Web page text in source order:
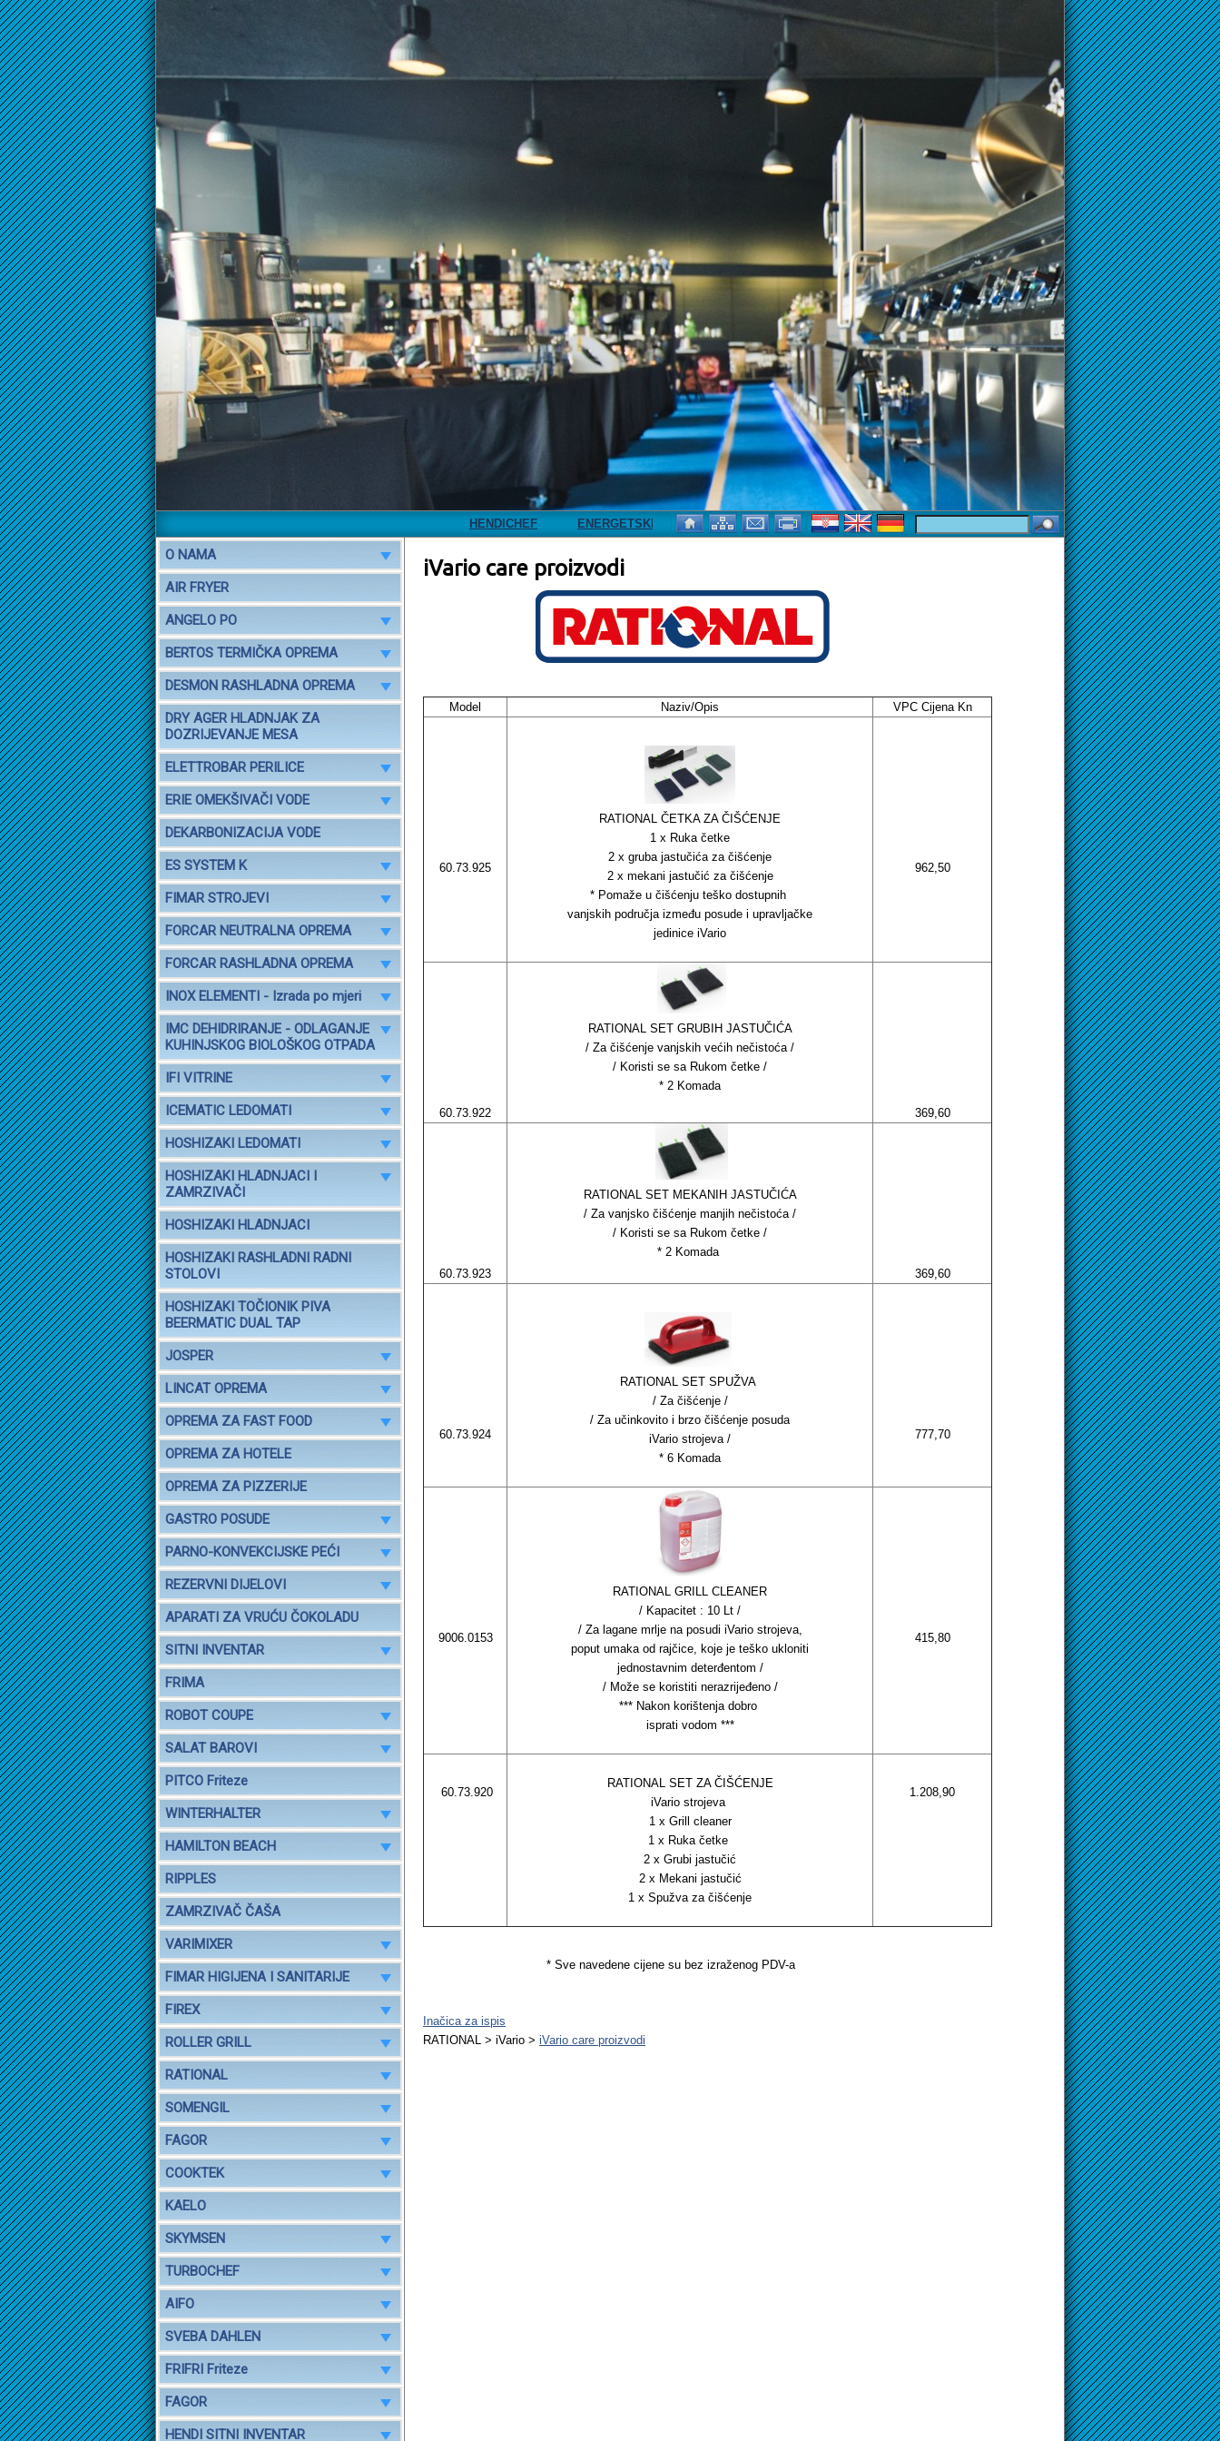
HENDICHEF ENERGETSKI RAZRED A NOVA ADRESA
O NAMA
AIR FRYER
ANGELO PO
BERTOS TERMIČKA OPREMA
DESMON RASHLADNA OPREMA
DRY AGER HLADNJAK ZA
DOZRIJEVANJE MESA
ELETTROBAR PERILICE
ERIE OMEKŠIVAČI VODE
DEKARBONIZACIJA VODE
ES SYSTEM K
FIMAR STROJEVI
FORCAR NEUTRALNA OPREMA
FORCAR RASHLADNA OPREMA
INOX ELEMENTI - Izrada po mjeri
IMC DEHIDRIRANJE - ODLAGANJE
KUHINJSKOG BIOLOŠKOG OTPADA
IFI VITRINE
ICEMATIC LEDOMATI
HOSHIZAKI LEDOMATI
HOSHIZAKI HLADNJACI I
ZAMRZIVAČI
HOSHIZAKI HLADNJACI
HOSHIZAKI RASHLADNI RADNI
STOLOVI
HOSHIZAKI TOČIONIK PIVA
BEERMATIC DUAL TAP
JOSPER
LINCAT OPREMA
OPREMA ZA FAST FOOD
OPREMA ZA HOTELE
OPREMA ZA PIZZERIJE
GASTRO POSUDE
PARNO-KONVEKCIJSKE PEĆI
REZERVNI DIJELOVI
APARATI ZA VRUĆU ČOKOLADU
SITNI INVENTAR
FRIMA
ROBOT COUPE
SALAT BAROVI
PITCO Friteze
WINTERHALTER
HAMILTON BEACH
RIPPLES
ZAMRZIVAČ ČAŠA
VARIMIXER
FIMAR HIGIJENA I SANITARIJE
FIREX
ROLLER GRILL
RATIONAL
SOMENGIL
FAGOR
COOKTEK
KAELO
SKYMSEN
TURBOCHEF
AIFO
SVEBA DAHLEN
FRIFRI Friteze
FAGOR
HENDI SITNI INVENTAR
iVario care proizvodi
Model Naziv/Opis VPC Cijena Kn
60.73.925
RATIONAL ČETKA ZA ČIŠĆENJE
1 x Ruka četke
2 x gruba jastučića za čišćenje
2 x mekani jastučić za čišćenje
* Pomaže u čišćenju teško dostupnih
vanjskih područja između posude i upravljačke
jedinice iVario
962,50
60.73.922
RATIONAL SET GRUBIH JASTUČIĆA
/ Za čišćenje vanjskih većih nečistoća /
/ Koristi se sa Rukom četke /
* 2 Komada
369,60
60.73.923
RATIONAL SET MEKANIH JASTUČIĆA
/ Za vanjsko čišćenje manjih nečistoća /
/ Koristi se sa Rukom četke /
* 2 Komada
369,60
60.73.924
RATIONAL SET SPUŽVA
/ Za čišćenje /
/ Za učinkovito i brzo čišćenje posuda
iVario strojeva /
* 6 Komada
777,70
9006.0153
RATIONAL GRILL CLEANER
/ Kapacitet : 10 Lt /
/ Za lagane mrlje na posudi iVario strojeva,
poput umaka od rajčice, koje je teško ukloniti
jednostavnim deterđentom /
/ Može se koristiti nerazrijeđeno /
*** Nakon korištenja dobro
isprati vodom ***
415,80
60.73.920
RATIONAL SET ZA ČIŠĆENJE
iVario strojeva
1 x Grill cleaner
1 x Ruka četke
2 x Grubi jastučić
2 x Mekani jastučić
1 x Spužva za čišćenje
1.208,90
* Sve navedene cijene su bez izraženog PDV-a
Inačica za ispis
RATIONAL > iVario > iVario care proizvodi